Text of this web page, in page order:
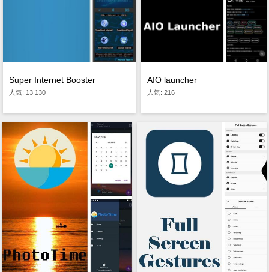
Super Internet Booster
人気: 13 130
AIO launcher
人気: 216